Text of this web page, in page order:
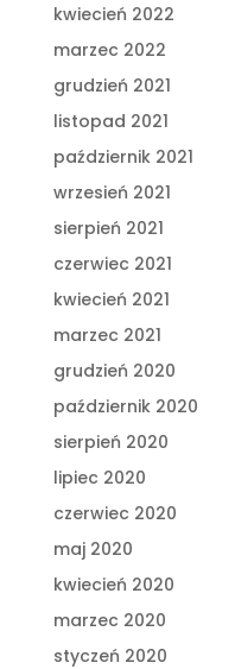
kwiecień 2022
marzec 2022
grudzień 2021
listopad 2021
październik 2021
wrzesień 2021
sierpień 2021
czerwiec 2021
kwiecień 2021
marzec 2021
grudzień 2020
październik 2020
sierpień 2020
lipiec 2020
czerwiec 2020
maj 2020
kwiecień 2020
marzec 2020
styczeń 2020